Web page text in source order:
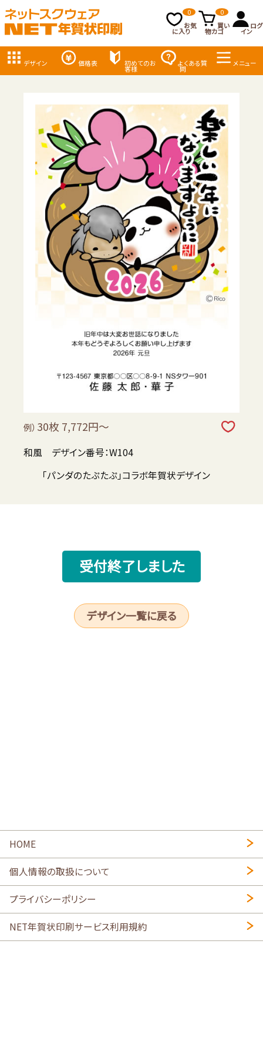
お気
に入り
0
買い
物カゴ
0
ログ
イン
デザイン 価格表 初めてのお
客様
よくある質
問
メニュー
例） 30枚 7,772円～
和風 デザイン番号：W104
「パンダのたぷたぷ」コラボ年賀状デザイン
受付終了しました
デザイン一覧に戻る
HOME
個人情報の取扱について
プライバシーポリシー
NET年賀状印刷サービス利用規約